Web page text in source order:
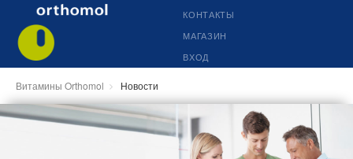
КОНТАКТЫ
МАГАЗИН
ВХОД
Витамины Orthomol Новости